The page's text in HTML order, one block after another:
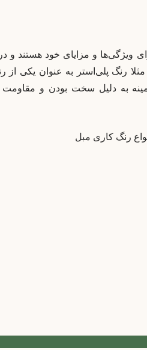
ویژگی‌ها و مزایای خود هستند و
رنگ پلی‌استر به عنوان یکی از
به دلیل سخت بودن و مقاومت
رنگ کاری مبل